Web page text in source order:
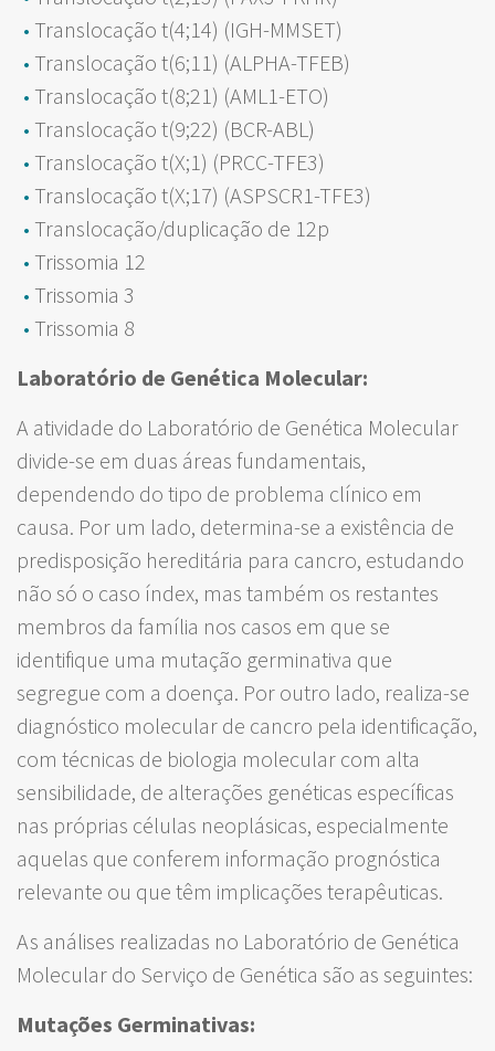
Translocação t(4;14) (IGH-MMSET)
Translocação t(6;11) (ALPHA-TFEB)
Translocação t(8;21) (AML1-ETO)
Translocação t(9;22) (BCR-ABL)
Translocação t(X;1) (PRCC-TFE3)
Translocação t(X;17) (ASPSCR1-TFE3)
Translocação/duplicação de 12p
Trissomia 12
Trissomia 3
Trissomia 8
Laboratório de Genética Molecular:
A atividade do Laboratório de Genética Molecular
divide-se em duas áreas fundamentais,
dependendo do tipo de problema clínico em
causa. Por um lado, determina-se a existência de
predisposição hereditária para cancro, estudando
não só o caso índex, mas também os restantes
membros da família nos casos em que se
identifique uma mutação germinativa que
segregue com a doença. Por outro lado, realiza-se
diagnóstico molecular de cancro pela identificação,
com técnicas de biologia molecular com alta
sensibilidade, de alterações genéticas específicas
nas próprias células neoplásicas, especialmente
aquelas que conferem informação prognóstica
relevante ou que têm implicações terapêuticas.
As análises realizadas no Laboratório de Genética
Molecular do Serviço de Genética são as seguintes:
Mutações Germinativas: